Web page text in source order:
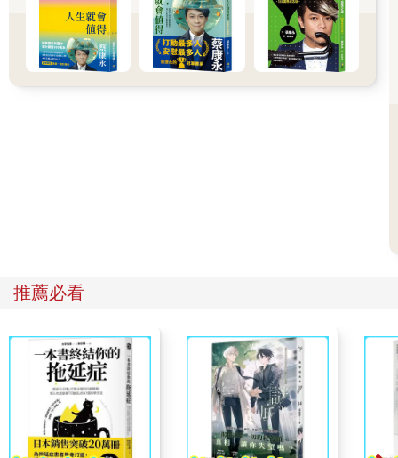
推薦必看